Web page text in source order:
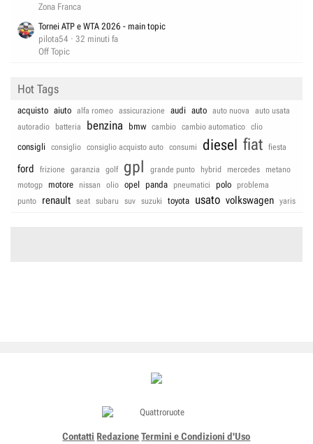
Zona Franca
Tornei ATP e WTA 2026 - main topic
pilota54
32 minuti fa
Off Topic
Hot Tags
acquisto aiuto alfa romeo assicurazione audi auto auto nuova
auto usata
autoradio
batteria benzina bmw cambio cambio automatico clio
consigli consiglio consiglio acquisto auto consumi diesel fiat fiesta
ford frizione garanzia golf gpl grande punto hybrid mercedes
metano
motogp
motore nissan olio opel panda pneumatici polo
problema
punto
renault seat subaru suv suzuki toyota usato volkswagen yaris
Contatti Redazione Termini e Condizioni d'Uso